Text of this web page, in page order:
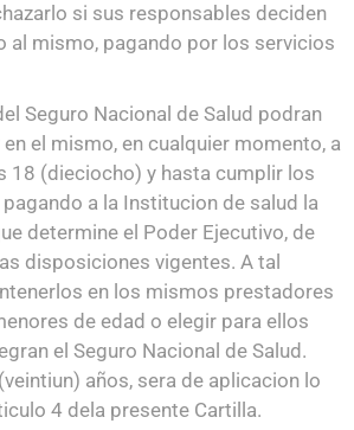
si sus responsables deciden
al mismo, pagando por los servicios
Seguro Nacional de Salud podran
el mismo, en cualquier momento, a
18 (dieciocho) y hasta cumplir los
a la Institucion de salud la
determine el Poder Ejecutivo, de
disposiciones vigentes. A tal
en los mismos prestadores
de edad o elegir para ellos
el Seguro Nacional de Salud.
años, sera de aplicacion lo
4 dela presente Cartilla.